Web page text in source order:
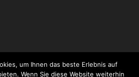
um Ihnen das beste Erlebnis auf
Wenn Sie diese Website weiterhin